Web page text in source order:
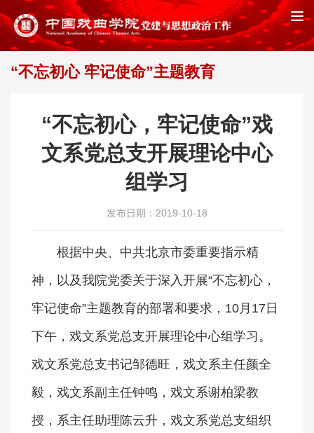
“不忘初心 牢记使命”主题教育
“不忘初心，牢记使命”戏
文系党总支开展理论中心
组学习
发布日期：2019-10-18
根据中央、中共北京市委重要指示精
神，以及我院党委关于深入开展“不忘初心，
牢记使命”主题教育的部署和要求，10月17日
下午，戏文系党总支开展理论中心组学习。
戏文系党总支书记邹德旺，戏文系主任颜全
毅，戏文系副主任钟鸣，戏文系谢柏梁教
授，系主任助理陈云升，戏文系党总支组织